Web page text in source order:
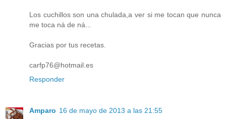
Los cuchillos son una chulada,a ver si me tocan que nunca
me toca ná de ná...
Gracias por tus recetas.
carfp76@hotmail.es
Responder
Amparo 16 de mayo de 2013 a las 21:55